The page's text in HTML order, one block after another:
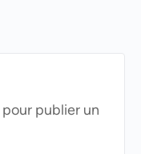
pour publier un